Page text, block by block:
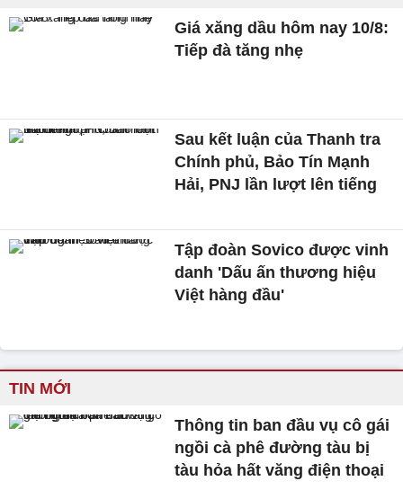
Giá xăng dầu hôm nay 10/8:
Tiếp đà tăng nhẹ
Sau kết luận của Thanh tra
Chính phủ, Bảo Tín Mạnh
Hải, PNJ lần lượt lên tiếng
Tập đoàn Sovico được vinh
danh 'Dấu ấn thương hiệu
Việt hàng đầu'
TIN MỚI
Thông tin ban đầu vụ cô gái
ngồi cà phê đường tàu bị
tàu hỏa hất văng điện thoại